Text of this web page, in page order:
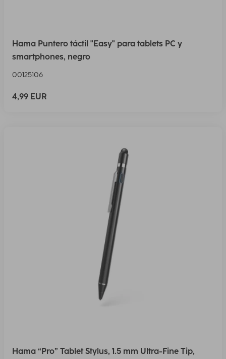
Hama Puntero táctil "Easy" para tablets PC y
smartphones, negro
00125106
4,99 EUR
Hama “Pro” Tablet Stylus, 1.5 mm Ultra-Fine Tip,